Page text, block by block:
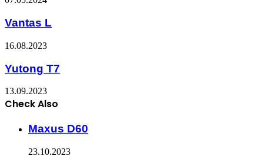
Vantas L
16.08.2023
Yutong T7
13.09.2023
Check Also
Maxus D60
23.10.2023